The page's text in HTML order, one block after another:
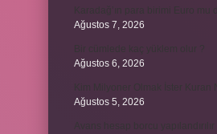
Ağustos 7, 2026
Ağustos 6, 2026
Ağustos 5, 2026